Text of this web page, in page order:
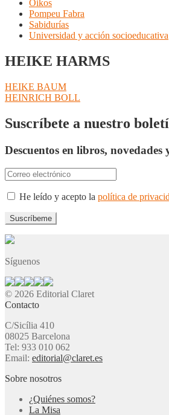
Oikos
Pompeu Fabra
Sabidurías
Universidad y acción socioeducativa
HEIKE HARMS
Navegación
de
entradas
Anterior:
HEIKE BAUM
Siguiente:
HEINRICH BOLL
Suscríbete a nuestro
Descuentos en libros, novedades
He leído y acepto la política de
Síguenos
© 2026 Editorial Claret
Contacto
C/Sicília 410
08025 Barcelona
Tel: 933 010 062
Email: editorial@claret.es
Sobre nosotros
¿Quiénes somos?
La Misa